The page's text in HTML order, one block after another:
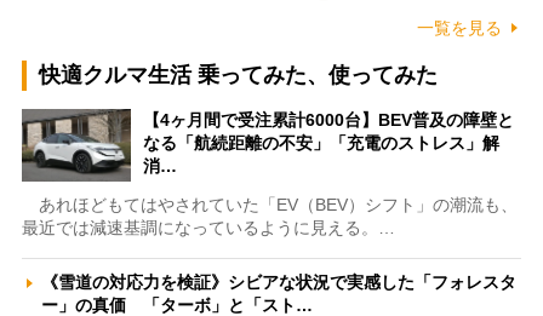
一覧を見る
快適クルマ生活 乗ってみた、使ってみた
【4ヶ月間で受注累計6000台】BEV普及の障壁と
なる「航続距離の不安」「充電のストレス」解
消…
あれほどもてはやされていた「EV（BEV）シフト」の潮流も、
最近では減速基調になっているように見える。…
《雪道の対応力を検証》シビアな状況で実感した「フォレスタ
ー」の真価 「ターボ」と「スト…